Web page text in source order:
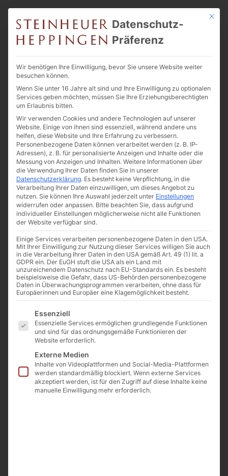
Mit
Datenschutz-
Präferenz
Wir benötigen Ihre Einwilligung, bevor Sie unsere Website weiter
besuchen können.
Wenn Sie unter 16 Jahre alt sind und Ihre Einwilligung zu optionalen
Services geben möchten, müssen Sie Ihre Erziehungsberechtigten
um Erlaubnis bitten.
Wir verwenden Cookies und andere Technologien auf unserer
Website. Einige von ihnen sind essenziell, während andere uns
helfen, diese Website und Ihre Erfahrung zu verbessern.
Personenbezogene Daten können verarbeitet werden (z. B. IP-
Adressen), z. B. für personalisierte Anzeigen und Inhalte oder die
Messung von Anzeigen und Inhalten. Weitere Informationen über
die Verwendung Ihrer Daten finden Sie in unserer
Datenschutzerklärung. Es besteht keine Verpflichtung, in die
Verarbeitung Ihrer Daten einzuwilligen, um dieses Angebot zu
nutzen. Sie können Ihre Auswahl jederzeit unter Einstellungen
widerrufen oder anpassen. Bitte beachten Sie, dass aufgrund
individueller Einstellungen möglicherweise nicht alle Funktionen
der Website verfügbar sind.
Einige Services verarbeiten personenbezogene Daten in den USA.
Mit Ihrer Einwilligung zur Nutzung dieser Services willigen Sie auch
in die Verarbeitung Ihrer Daten in den USA gemäß Art. 49 (1) lit. a
GDPR ein. Der EuGH stuft die USA als ein Land mit
unzureichendem Datenschutz nach EU-Standards ein. Es besteht
beispielsweise die Gefahr, dass US-Behörden personenbezogene
Daten in Überwachungsprogrammen verarbeiten, ohne dass für
Europäerinnen und Europäer eine Klagemöglichkeit besteht.
Es folgt eine Liste der Service-Gruppen, für die eine
Essenziell
Essenzielle Services ermöglichen grundlegende Funktionen
und sind für das ordnungsgemäße Funktionieren der
Website erforderlich.
Externe Medien
Inhalte von Videoplattformen und Social-Media-Plattformen
werden standardmäßig blockiert. Wenn externe Services
akzeptiert werden, ist für den Zugriff auf diese Inhalte keine
manuelle Einwilligung mehr erforderlich.